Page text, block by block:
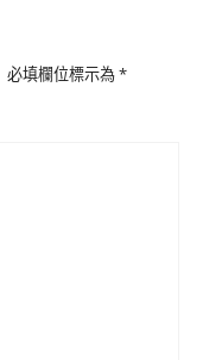
必填欄位標示為*